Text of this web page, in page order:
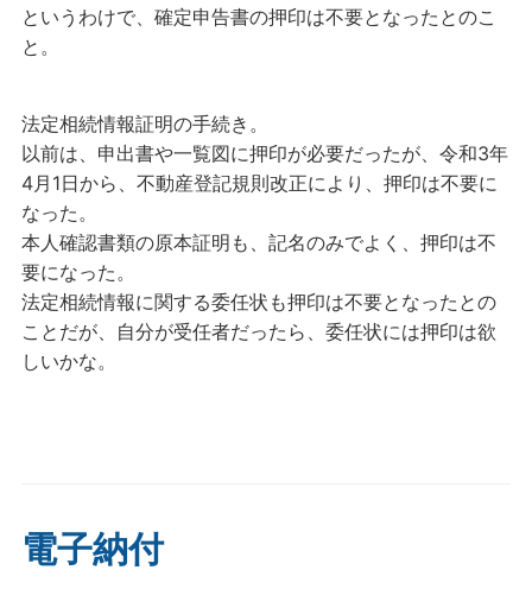
というわけで、確定申告書の押印は不要となったとのこ
と。
法定相続情報証明の手続き。
以前は、申出書や一覧図に押印が必要だったが、令和3年
4月1日から、不動産登記規則改正により、押印は不要に
なった。
本人確認書類の原本証明も、記名のみでよく、押印は不
要になった。
法定相続情報に関する委任状も押印は不要となったとの
ことだが、自分が受任者だったら、委任状には押印は欲
しいかな。
電子納付